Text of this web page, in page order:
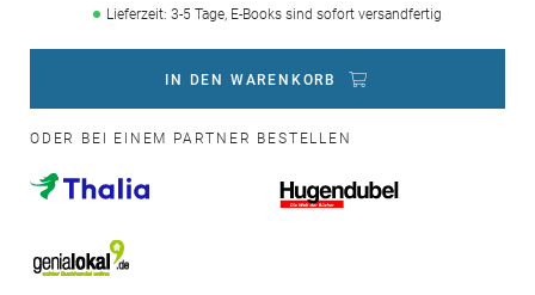
Lieferzeit: 3-5 Tage, E-Books sind sofort versandfertig
IN DEN WARENKORB
ODER BEI EINEM PARTNER BESTELLEN